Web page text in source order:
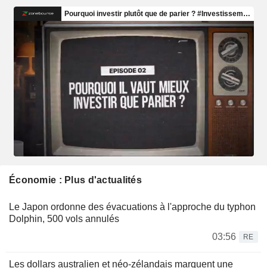
Économie : Plus d'actualités
Le Japon ordonne des évacuations à l'approche du typhon
Dolphin, 500 vols annulés
03:56
RE
Les dollars australien et néo-zélandais marquent une